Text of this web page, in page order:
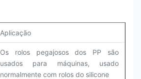
Aplicação
Os rolos pegajosos dos PP são
usados para máquinas, usado
normalmente com rolos do silicone